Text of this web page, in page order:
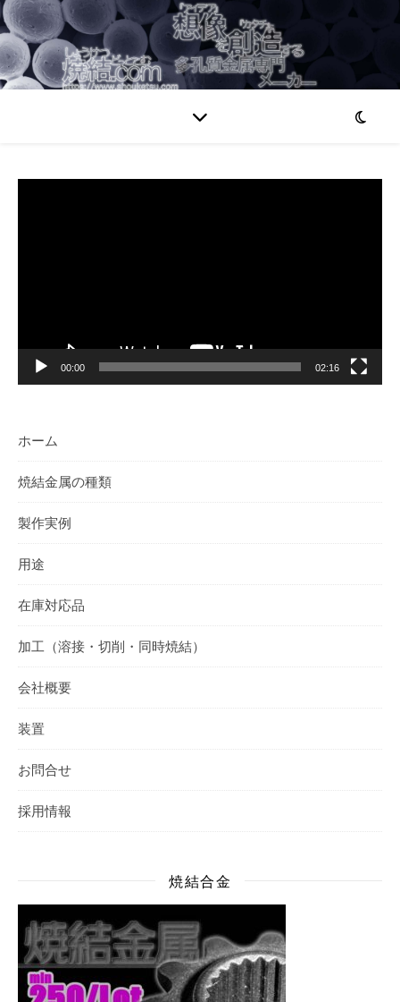
00:00 02:16
ホーム
焼結金属の種類
製作実例
用途
在庫対応品
加工（溶接・切削・同時焼結）
会社概要
装置
お問合せ
採用情報
焼結合金